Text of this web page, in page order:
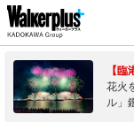
【
花火
ル」